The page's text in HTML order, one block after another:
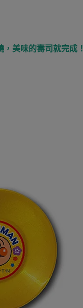
美味的壽司就完成！